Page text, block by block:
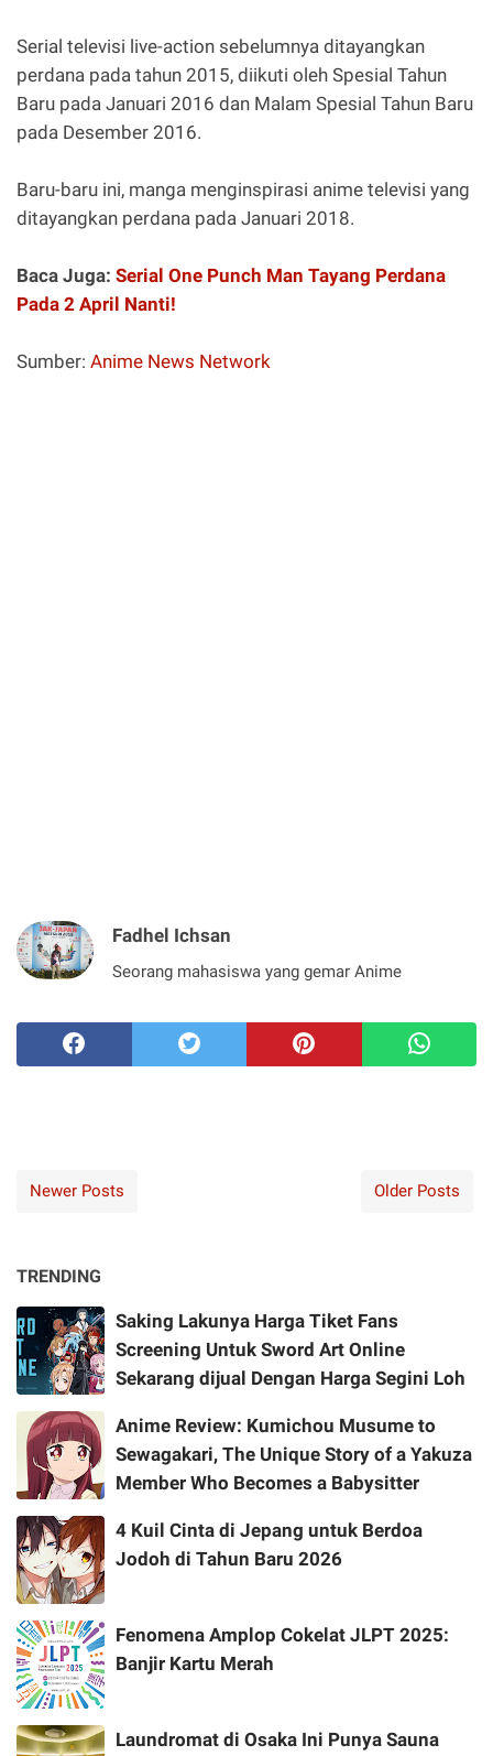
Serial televisi live-action sebelumnya ditayangkan
perdana pada tahun 2015, diikuti oleh Spesial Tahun
Baru pada Januari 2016 dan Malam Spesial Tahun Baru
pada Desember 2016.
Baru-baru ini, manga menginspirasi anime televisi yang
ditayangkan perdana pada Januari 2018.
Baca Juga: Serial One Punch Man Tayang Perdana
Pada 2 April Nanti!
Sumber: Anime News Network
Fadhel Ichsan
Seorang mahasiswa yang gemar Anime
Newer Posts Older Posts
TRENDING
Saking Lakunya Harga Tiket Fans
Screening Untuk Sword Art Online
Sekarang dijual Dengan Harga Segini Loh
Anime Review: Kumichou Musume to
Sewagakari, The Unique Story of a Yakuza
Member Who Becomes a Babysitter
4 Kuil Cinta di Jepang untuk Berdoa
Jodoh di Tahun Baru 2026
Fenomena Amplop Cokelat JLPT 2025:
Banjir Kartu Merah
Laundromat di Osaka Ini Punya Sauna